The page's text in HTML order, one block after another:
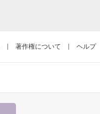
著作権について ヘルプ